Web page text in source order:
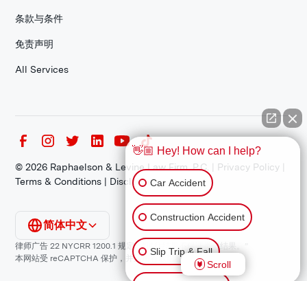
条款与条件
免责声明
All Services
©2026 Raphaelson & Levine Law Firm, P.C. | Privacy Policy
Terms & Conditions | Disclaimer
律师广告 22 NYCRR 1200.1 规定：“过往结果不保证类似结果。”
本网站受 reCAPTCHA 保护，并适用谷歌
隐私政策和 。
简体中文
👋🏼 Hey! How can I help?
Car Accident
Construction Accident
Slip Trip & Fall
Scroll